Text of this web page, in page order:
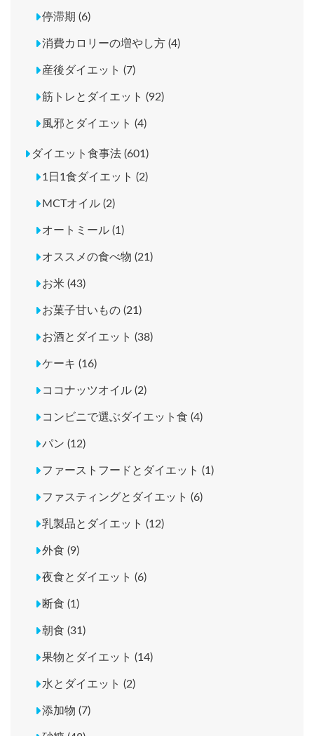
停滞期 (6)
消費カロリーの増やし方 (4)
産後ダイエット (7)
筋トレとダイエット (92)
風邪とダイエット (4)
ダイエット食事法 (601)
1日1食ダイエット (2)
MCTオイル (2)
オートミール (1)
オススメの食べ物 (21)
お米 (43)
お菓子甘いもの (21)
お酒とダイエット (38)
ケーキ (16)
ココナッツオイル (2)
コンビニで選ぶダイエット食 (4)
パン (12)
ファーストフードとダイエット (1)
ファスティングとダイエット (6)
乳製品とダイエット (12)
外食 (9)
夜食とダイエット (6)
断食 (1)
朝食 (31)
果物とダイエット (14)
水とダイエット (2)
添加物 (7)